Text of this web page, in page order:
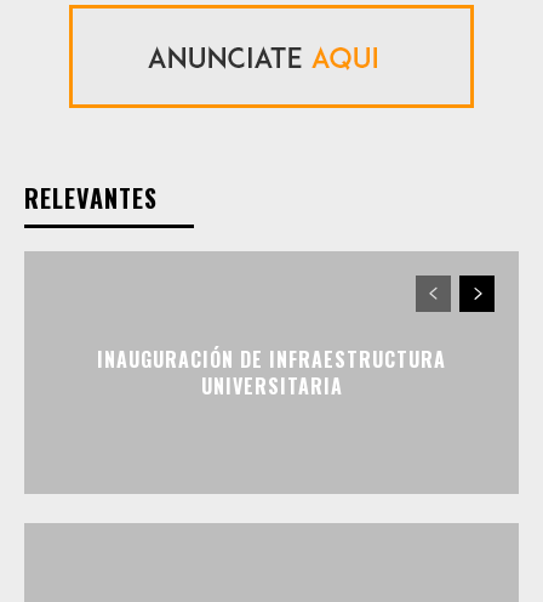
RELEVANTES
INAUGURACIÓN DE INFRAESTRUCTURA
UNIVERSITARIA